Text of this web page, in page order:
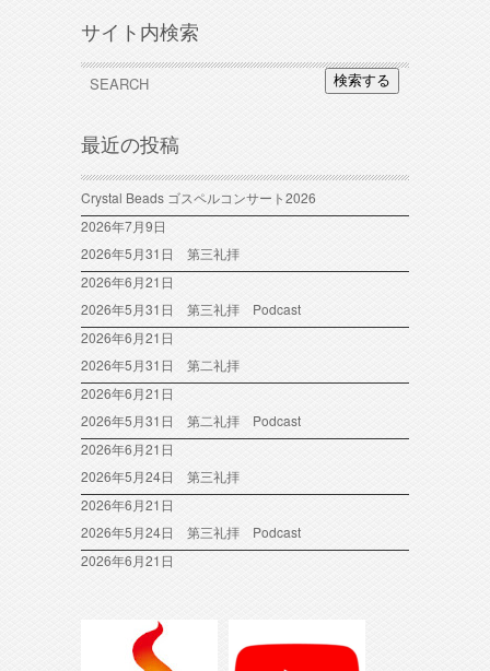
サイト内検索
検索する
最近の投稿
Crystal Beads ゴスペルコンサート2026
2026年7月9日
2026年5月31日 第三礼拝
2026年6月21日
2026年5月31日 第三礼拝 Podcast
2026年6月21日
2026年5月31日 第二礼拝
2026年6月21日
2026年5月31日 第二礼拝 Podcast
2026年6月21日
2026年5月24日 第三礼拝
2026年6月21日
2026年5月24日 第三礼拝 Podcast
2026年6月21日